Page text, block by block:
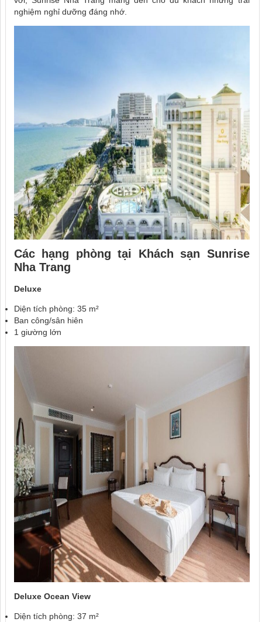
nghiệm nghỉ dưỡng đáng nhớ.
Các hạng phòng tại Khách sạn Sunrise
Nha Trang
Deluxe
Diện tích phòng: 35 m²
Ban công/sân hiên
1 giường lớn
Deluxe Ocean View
Diện tích phòng: 37 m²